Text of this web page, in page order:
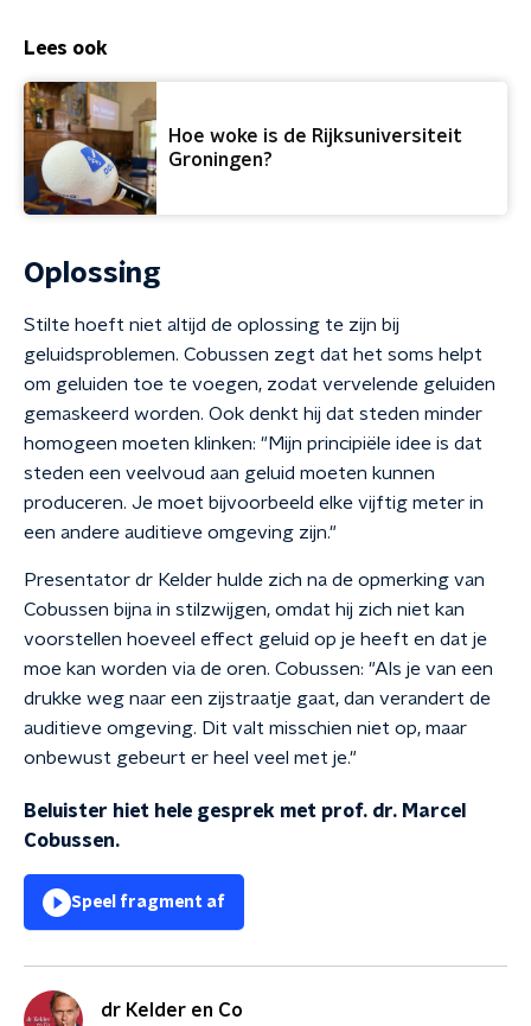
Lees ook
Hoe woke is de Rijksuniversiteit
Groningen?
Oplossing
Stilte hoeft niet altijd de oplossing te zijn bij
geluidsproblemen. Cobussen zegt dat het soms helpt
om geluiden toe te voegen, zodat vervelende geluiden
gemaskeerd worden. Ook denkt hij dat steden minder
homogeen moeten klinken: "Mijn principiële idee is dat
steden een veelvoud aan geluid moeten kunnen
produceren. Je moet bijvoorbeeld elke vijftig meter in
een andere auditieve omgeving zijn."
Presentator dr Kelder hulde zich na de opmerking van
Cobussen bijna in stilzwijgen, omdat hij zich niet kan
voorstellen hoeveel effect geluid op je heeft en dat je
moe kan worden via de oren. Cobussen: "Als je van een
drukke weg naar een zijstraatje gaat, dan verandert de
auditieve omgeving. Dit valt misschien niet op, maar
onbewust gebeurt er heel veel met je."
Beluister hiet hele gesprek met prof. dr. Marcel
Cobussen.
Speel fragment af
dr Kelder en Co